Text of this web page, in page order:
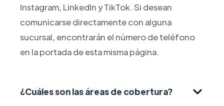
Instagram, LinkedIn y TikTok. Si desean
comunicarse directamente con alguna
sucursal, encontrarán el número de teléfono
en la portada de esta misma página.
¿Cuáles son las áreas de cobertura?